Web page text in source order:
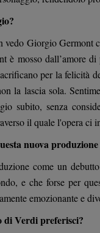
vedo Giorgio Germont
è mosso dall’amore
per la felicità
la lascia sola.
subito, senza
il quale l'opera ci
nuova
come un
e che forse per
emozionante e
di Verdi preferisci?